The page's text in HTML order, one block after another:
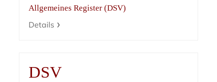
Allgemeines Register (DSV)
Details
DSV